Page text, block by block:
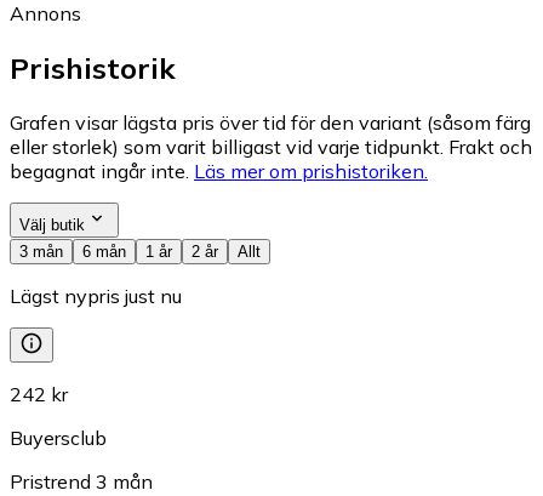
Annons
Prishistorik
Grafen visar lägsta pris över tid för den variant (såsom färg
eller storlek) som varit billigast vid varje tidpunkt. Frakt och
begagnat ingår inte. Läs mer om prishistoriken.
Välj butik
3 mån
6 mån 1 år 2 år Allt
Lägst nypris just nu
242 kr
Buyersclub
Pristrend 3 mån